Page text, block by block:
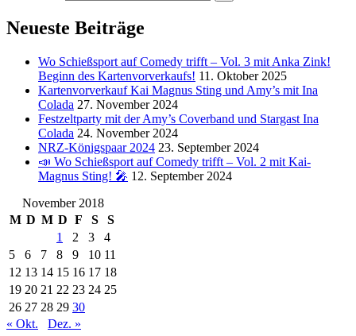
Neueste Beiträge
Wo Schießsport auf Comedy trifft – Vol. 3 mit Anka Zink!
Beginn des Kartenvorverkaufs! 11. Oktober 2025
Kartenvorverkauf Kai Magnus Sting und Amy’s mit Ina
Colada 27. November 2024
Festzeltparty mit der Amy’s Coverband und Stargast Ina
Colada 24. November 2024
NRZ-Königspaar 2024 23. September 2024
📣 Wo Schießsport auf Comedy trifft – Vol. 2 mit Kai-
Magnus Sting! 🎤 12. September 2024
November 2018
M D M D F S
S
1
2 3
4
5
6 7 8 9 10 11
12 13 14 15 16 17 18
19 20 21 22 23 24 25
26 27 28 29 30
« Okt.
Dez. »